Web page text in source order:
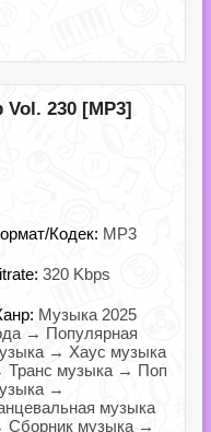
Vol. 230 [MP3]
Кодек: MP3
320 Kbps
Музыка 2025
→ Популярная
→ Хаус музыка
Транс музыка → Поп
→
музыка
Сборник музыка →